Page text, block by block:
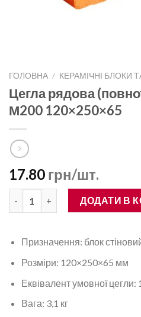
ГОЛОВНА / КЕРАМІЧНІ БЛОКИ
Цегла рядова
М200 120×250×65
17.80 грн/шт.
Цегла рядова (повнотіла 13%)
ДОДАТИ В
Призначення: блок
Розміри: 120×250×65 мм
Еквівалент умовної цегли:
Вага: 3,1 кг